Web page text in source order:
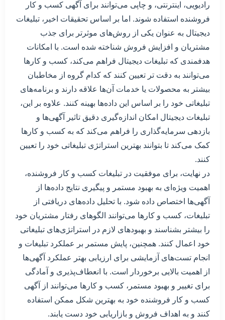
رادیویی، اینترنتی، و چاپی می‌توانند برای آگهی کسب و کار
فروشنده استفاده شوند. اما بر اساس تحقیقات اخیر، تبلیغات
دیجیتال به عنوان یکی از روش‌های موثرتر برای جذب
مشتریان و افزایش فروش شناخته شده است. با امکانات
هدفمندی که تبلیغات دیجیتال فراهم می‌کند، کسب و کارها
می‌توانند به دقت تر تعیین کنند که کدام گروه از مخاطبان
بیشتر به محصولات یا خدمات آن‌ها علاقه دارند و برنامه‌های
تبلیغاتی خود را بر اساس این داده‌ها بهینه کنند. علاوه بر این،
تبلیغات دیجیتال امکان اندازه‌گیری دقیق تاثیر آگهی‌ها و
بازدهی سرمایه‌گذاری را فراهم می‌کند که به کسب و کارها
کمک می‌کند تا بتوانند بهترین استراتژی تبلیغاتی خود را تعیین
کنند.
در نهایت، برای موفقیت در تبلیغات کسب و کار فروشنده،
اهمیت ویژه‌ای به بهبود مستمر و پیگیری نتایج داده‌ها از
آگهی‌ها اختصاص داده شود. با تحلیل داده‌های دریافتی از
تبلیغات، کسب و کارها می‌توانند الگوهای رفتار مشتریان خود
را بیشتر بشناسند و بهبود‌های لازم در استراتژی‌های تبلیغاتی
خود اعمال کنند. همچنین، پایش مستمر بر عملکرد تبلیغات و
انجام تست‌های آزمایشی برای ارزیابی بهتر عملکرد آگهی‌ها
از اهمیت بالایی برخوردار است. با انعطاف‌پذیری و آمادگی
برای تغییر و بهبود مستمر، کسب و کارها می‌توانند از آگهی
کسب و کار فروشنده خود به بهترین شکل ممکن استفاده
کنند و به اهداف فروش و بازاریابی خود دست یابند.